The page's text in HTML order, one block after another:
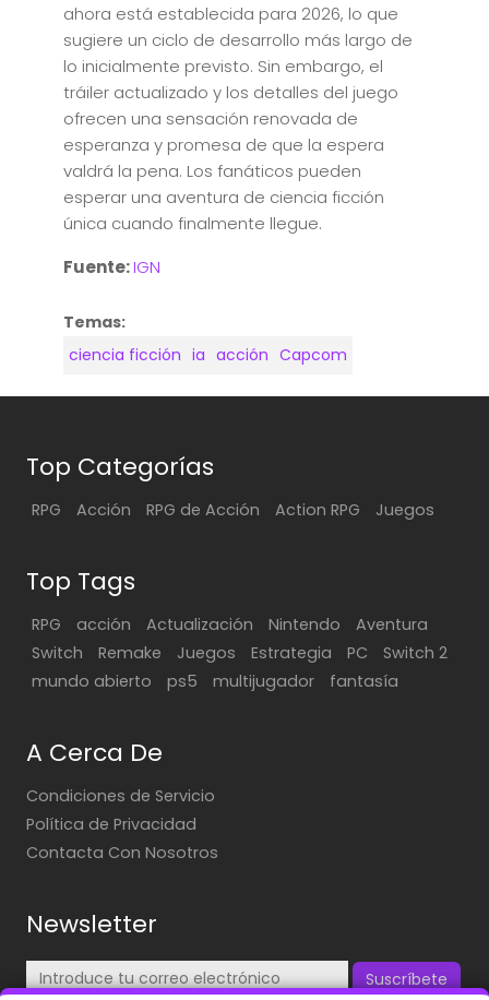
ahora está establecida para 2026, lo que
sugiere un ciclo de desarrollo más largo de
lo inicialmente previsto. Sin embargo, el
tráiler actualizado y los detalles del juego
ofrecen una sensación renovada de
esperanza y promesa de que la espera
valdrá la pena. Los fanáticos pueden
esperar una aventura de ciencia ficción
única cuando finalmente llegue.
Fuente:IGN
Temas:
ciencia ficción ia acción Capcom
Top Categorías
RPG Acción RPG de Acción Action RPG Juegos
Top Tags
RPG acción Actualización Nintendo
Aventura
Switch
Remake Juegos Estrategia PC
Switch 2
mundo abierto
ps5 multijugador fantasía
A Cerca De
Condiciones de Servicio
Política de Privacidad
Contacta Con Nosotros
Newsletter
Suscríbete